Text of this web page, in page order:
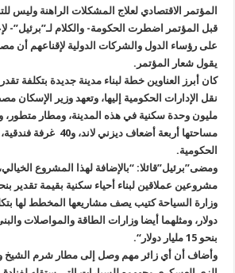
المؤتمر الاقتصادي لعلاج المشكلات الراهنة وليس
قبل المؤتمر اضطرت الحكومة- والكلام لـ”برئيل”-
على رؤساء الدول والشركات الدولية لإقناعهم أن
يقول شعار المؤتمر .
مليون وحدة سكنية في هذه المدينة، ومطار متطور،
مساحتها أربعة أضعاف ديزني
الحكومية.
ومضى”برئيل”قائلا: “بالإضافة لهذا المشروع
دولار، ومثلهما أيضا وزارات الطاقة والمواصلات
بنحو 15 مليار دولار
“.
وأضاف أن أي زائر مهم وصل إلى مطار شرم الشيخ